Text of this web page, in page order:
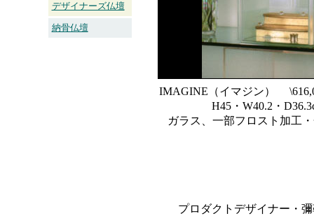
デザイナーズ仏壇
納骨仏壇
IMAGINE（イマジン）
H45・W40.2・
ガラス、一部フロスト加工
プロダクトデザイナー・